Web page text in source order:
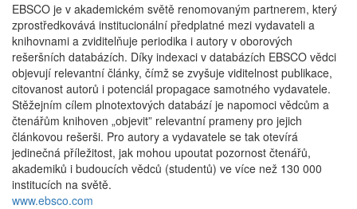
EBSCO je v akademickém světě renomovaným partnerem, který
zprostředkovává institucionální předplatné mezi vydavateli a
knihovnami a zviditelňuje periodika i autory v oborových
rešeršních databázích. Díky indexaci v databázích EBSCO vědci
objevují relevantní články, čímž se zvyšuje viditelnost publikace,
citovanost autorů i potenciál propagace samotného vydavatele.
Stěžejním cílem plnotextových databází je napomoci vědcům a
čtenářům knihoven „objevit” relevantní prameny pro jejich
článkovou rešerši. Pro autory a vydavatele se tak otevírá
jedinečná příležitost, jak mohou upoutat pozornost čtenářů,
akademiků i budoucích vědců (studentů) ve více než 130 000
institucích na světě.
www.ebsco.com